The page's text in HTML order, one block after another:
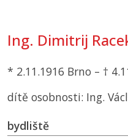
Ing. Dimitrij
* 2.11.1916 Brno – †
dítě osobnosti: Ing.
bydliště